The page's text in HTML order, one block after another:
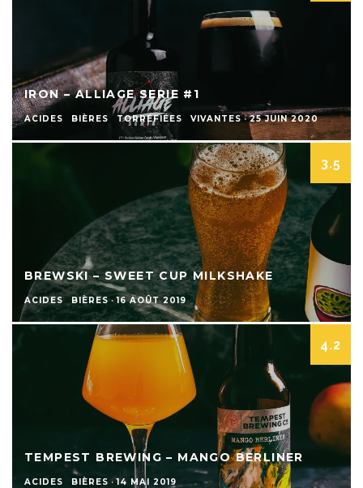
IRON – ALLIAGE SERIE #1
ACIDES BIÈRES TORRÉFIÉES VIVANTES · 25 JUIN 2020
3.5
BREWSKI – SWEET CUP MILKSHAKE
ACIDES BIÈRES · 16 AOÛT 2019
4.2
TEMPEST BREWING – MANGO BERLINER
ACIDES BIÈRES · 14 MAI 2019